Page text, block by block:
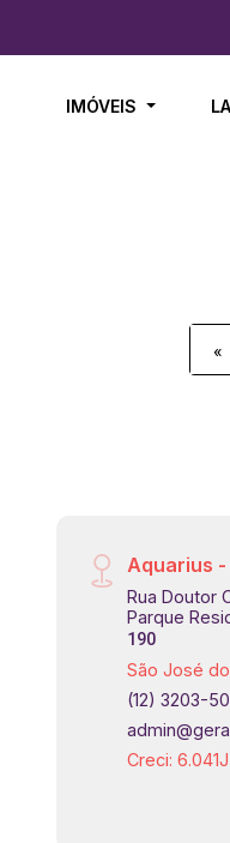
IMÓVEIS
«
Aquarius -
Rua Doutor
Parque
190
São José
(12) 3203-
Creci: 6.041J